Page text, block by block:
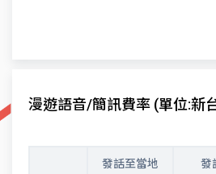
漫遊語音/簡訊費率 (單位:新
發話至當地 發